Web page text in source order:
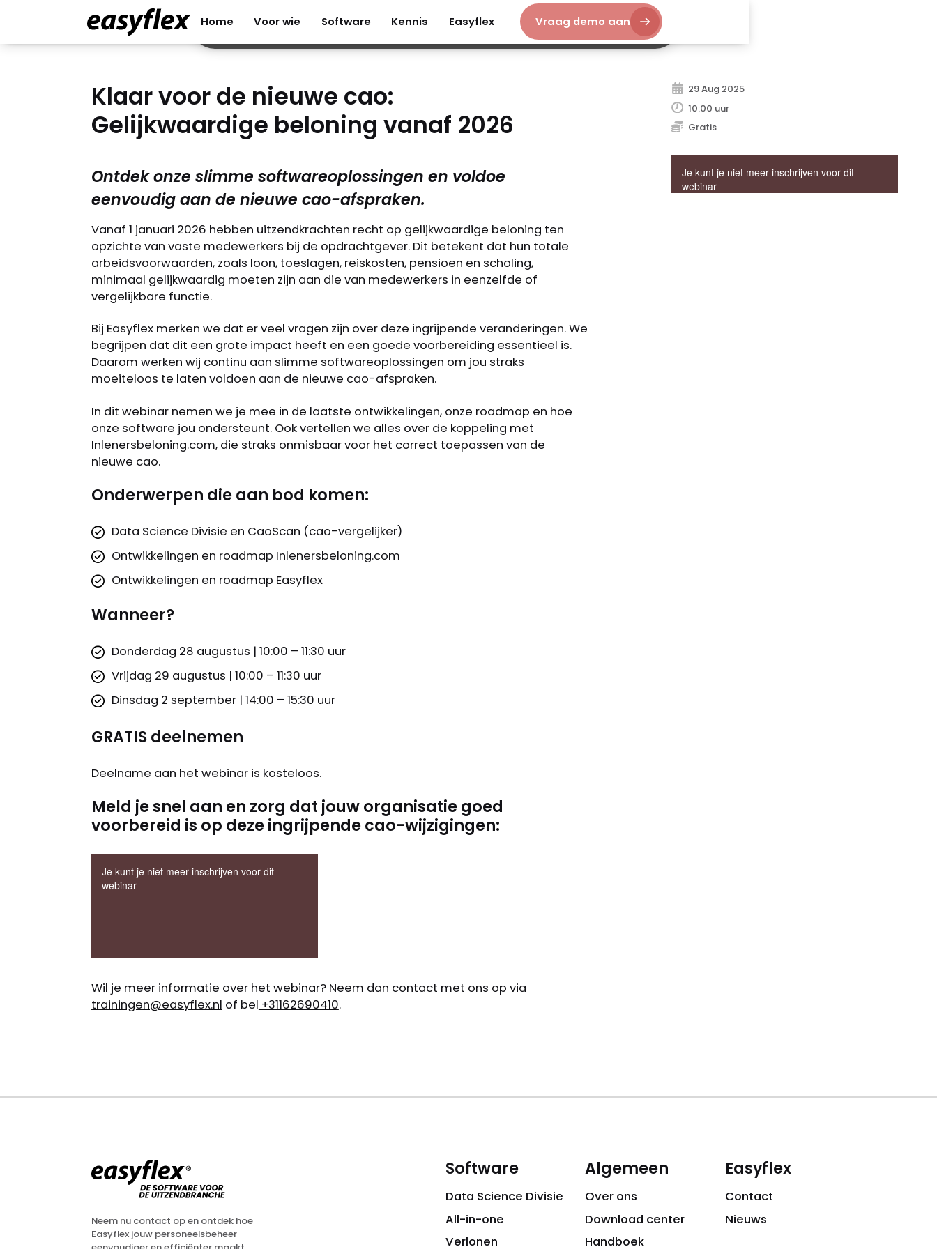
Contact Inloggen
Home Voor wie Software Kennis Easyflex Vraag demo aan
Home Voor wie Software Kennis Easyflex Vraag demo aan
Klaar voor de
nieuwe cao
2026!
‍Ontdek onze slimme
softwareoplossingen en voldoe
afspraken.
Klaar voor de nieuwe cao:
Gelijkwaardige beloning vanaf 2026
Ontdek onze slimme softwareoplossingen en voldoe
eenvoudig aan de nieuwe cao-afspraken.
Vanaf 1 januari 2026 hebben uitzendkrachten recht op gelijkwaardige beloning ten
opzichte van vaste medewerkers bij de opdrachtgever. Dit betekent dat hun totale
arbeidsvoorwaarden, zoals loon, toeslagen, reiskosten, pensioen en scholing,
minimaal gelijkwaardig moeten zijn aan die van medewerkers in eenzelfde of
vergelijkbare functie.
Bij Easyflex merken we dat er veel vragen zijn over deze ingrijpende veranderingen. We
begrijpen dat dit een grote impact heeft en een goede voorbereiding essentieel is.
Daarom werken wij continu aan slimme softwareoplossingen om jou straks
moeiteloos te laten voldoen aan de nieuwe cao-afspraken.
In dit webinar nemen we je mee in de laatste ontwikkelingen, onze roadmap en hoe
onze software jou ondersteunt. Ook vertellen we alles over de koppeling met
Inlenersbeloning.com, die straks onmisbaar voor het correct toepassen van de
nieuwe cao.
Onderwerpen die aan bod komen:
Data Science Divisie en CaoScan (cao-vergelijker)
Ontwikkelingen en roadmap Inlenersbeloning.com
Ontwikkelingen en roadmap Easyflex
Wanneer?
Donderdag 28 augustus | 10:00 – 11:30 uur
Vrijdag 29 augustus | 10:00 – 11:30 uur
Dinsdag 2 september | 14:00 – 15:30 uur
GRATIS deelnemen
Deelname aan het webinar is kosteloos.‍
Meld je snel aan en zorg dat jouw organisatie goed
voorbereid is op deze ingrijpende cao-wijzigingen:
Wil je meer informatie over het webinar? Neem dan contact met ons op via
trainingen@easyflex.nl of bel +31162690410.
29Aug 2025
10:00 uur
Gratis
Neem nu contact op en ontdek hoe
Easyflex jouw personeelsbeheer
Software
Data Science Divisie
All-in-one
Verlonen
Algemeen
Over ons
Download center
Handboek
Easyflex
Contact
Nieuws